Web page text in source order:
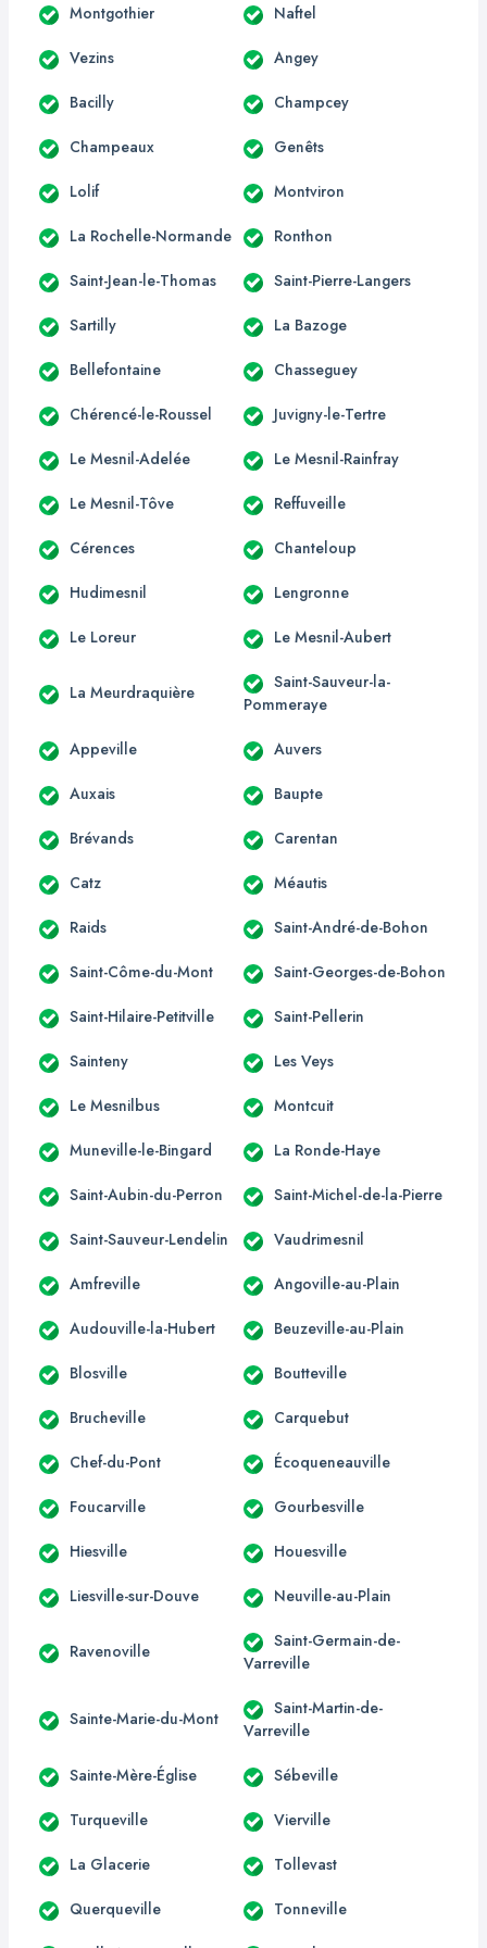
Montgothier Naftel
Vezins Angey
Bacilly Champcey
Champeaux Genêts
Lolif Montviron
La Rochelle-Normande Ronthon
Saint-Jean-le-Thomas Saint-Pierre-Langers
Sartilly La Bazoge
Bellefontaine Chasseguey
Chérencé-le-Roussel Juvigny-le-Tertre
Le Mesnil-Adelée Le Mesnil-Rainfray
Le Mesnil-Tôve Reffuveille
Cérences Chanteloup
Hudimesnil Lengronne
Le Loreur Le Mesnil-Aubert
La Meurdraquière
Saint-Sauveur-la-
Pommeraye
Appeville Auvers
Auxais Baupte
Brévands Carentan
Catz Méautis
Raids Saint-André-de-Bohon
Saint-Côme-du-Mont Saint-Georges-de-Bohon
Saint-Hilaire-Petitville Saint-Pellerin
Sainteny Les Veys
Le Mesnilbus Montcuit
Muneville-le-Bingard La Ronde-Haye
Saint-Aubin-du-Perron Saint-Michel-de-la-Pierre
Saint-Sauveur-Lendelin Vaudrimesnil
Amfreville Angoville-au-Plain
Audouville-la-Hubert Beuzeville-au-Plain
Blosville Boutteville
Brucheville Carquebut
Chef-du-Pont Écoqueneauville
Foucarville Gourbesville
Hiesville Houesville
Liesville-sur-Douve Neuville-au-Plain
Ravenoville
Saint-Germain-de-
Varreville
Sainte-Marie-du-Mont
Saint-Martin-de-
Varreville
Sainte-Mère-Église Sébeville
Turqueville Vierville
La Glacerie Tollevast
Querqueville Tonneville